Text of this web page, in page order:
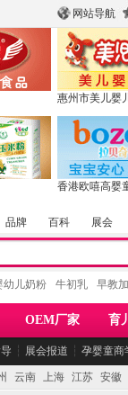
网站导航
惠州市美儿婴
香港欧嘻高婴
品牌 百科 展会
幼儿奶粉 牛初乳 早教
OEM厂家 育
┆ 展会报道 ┆ 孕婴童商
云南 上海 江苏 安徽